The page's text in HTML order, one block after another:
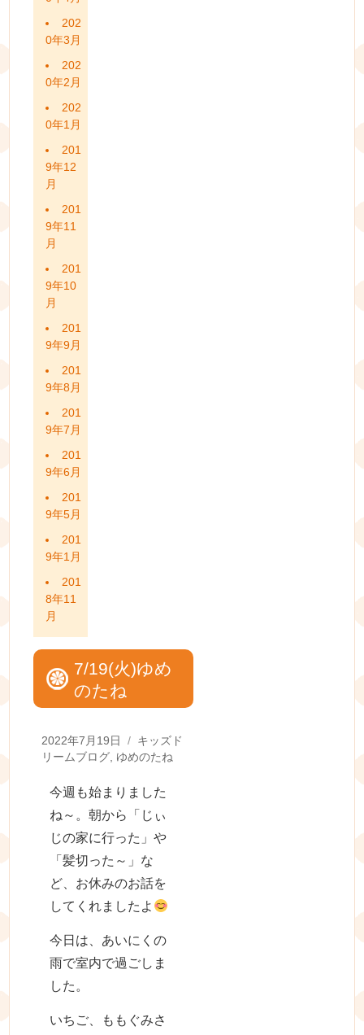
202
0年3月
202
0年2月
202
0年1月
201
9年12
月
201
9年11
月
201
9年10
月
201
9年9月
201
9年8月
201
9年7月
201
9年6月
201
9年5月
201
9年1月
201
8年11
月
7/19(火)ゆめ
のたね
Posted
on
2022年7月19日 Categories
キッズド
リームブログ, ゆめのたね
今週も始まりました
ね～。朝から「じぃ
じの家に行った」や
「髪切った～」な
ど、お休みのお話を
してくれましたよ
今日は、あいにくの
雨で室内で過ごしま
した。
いちご、ももぐみさ